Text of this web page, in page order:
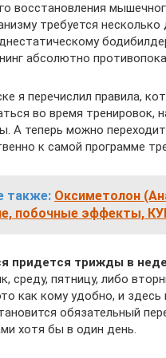
восстановления
требуется
абсолютно
я перечислил правила,
во время тренировок,
А теперь можно
к самой программе
также: Оксиметолон
побочные эффекты,
придется трижды в
среду, пятницу, либо
как кому удобно, и здесь
обязательный
хотя бы в один день.